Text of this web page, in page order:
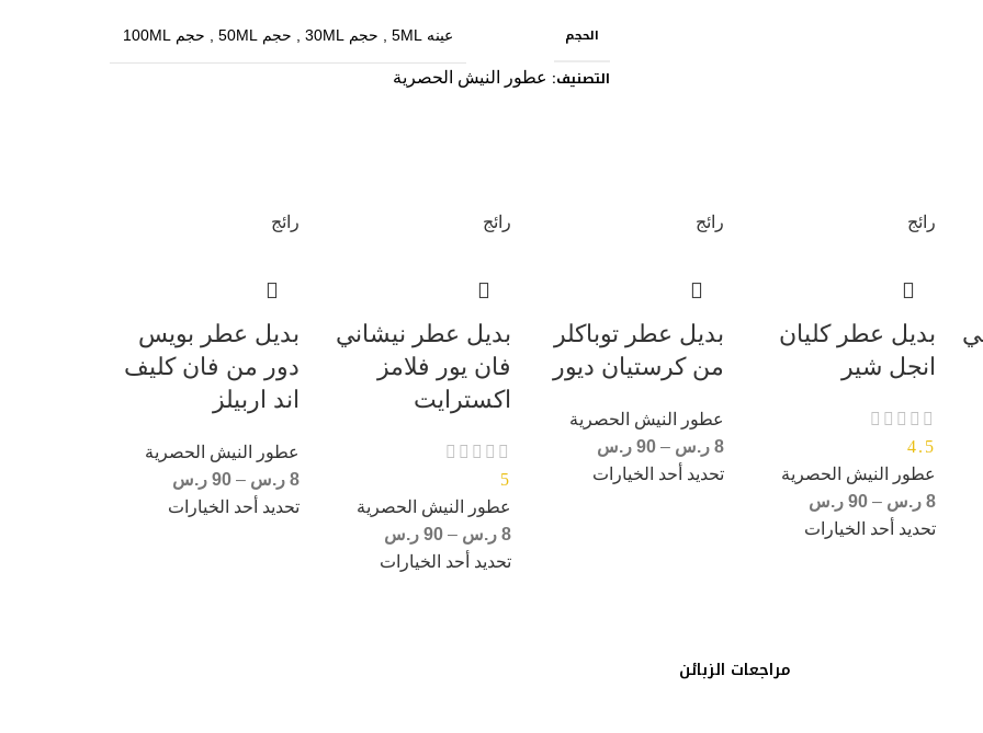
الحجم عينه 5ML حجم 30ML حجم 50ML حجم 100ML
التصنيف: عطور النيش الحصرية
رائج
بديل عطر كليان
انجل شير
4.5
عطور النيش الحصرية
8 ر.س –
90 ر.س
تحديد أحد الخيارات
رائج
بديل عطر توباكلر
من كرستيان ديور
عطور النيش الحصرية
8 ر.س –
90 ر.س
تحديد أحد الخيارات
رائج
بديل عطر نيشاني
فان يور فلامز
اكسترايت
5
عطور النيش الحصرية
8 ر.س –
90 ر.س
تحديد أحد الخيارات
رائج
بديل عطر بويس
دور من فان كليف
اند اربيلز
عطور النيش الحصرية
8 ر.س –
90 ر.س
تحديد أحد الخيارات
مراجعات الزبائن